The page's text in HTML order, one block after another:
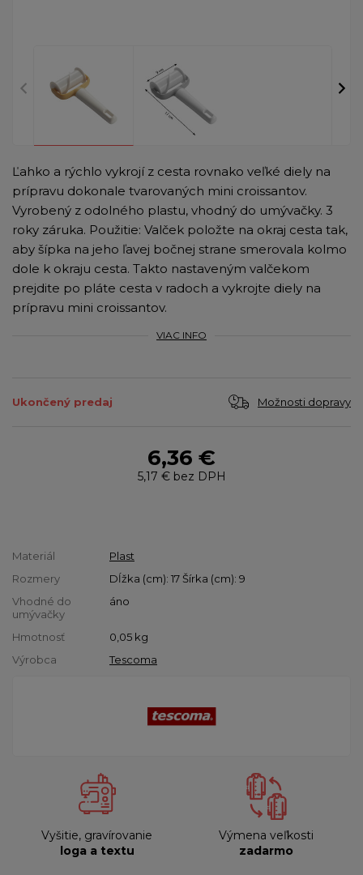
Ľahko a rýchlo vykrojí z cesta rovnako veľké diely na
prípravu dokonale tvarovaných mini croissantov.
Vyrobený z odolného plastu, vhodný do umývačky. 3
roky záruka. Použitie: Valček položte na okraj cesta tak,
aby šípka na jeho ľavej bočnej strane smerovala kolmo
dole k okraju cesta. Takto nastaveným valčekom
prejdite po pláte cesta v radoch a vykrojte diely na
prípravu mini croissantov.
VIAC INFO
Ukončený predaj Možnosti dopravy
6,36 €
5,17 €bez DPH
Materiál
Plast
Rozmery
Dĺžka (cm): 17 Šírka (cm): 9
Vhodné do
umývačky
áno
Hmotnosť 0,05 kg
Výrobca
Tescoma
Vyšitie, gravírovanie
loga a textu
Výmena veľkosti
zadarmo